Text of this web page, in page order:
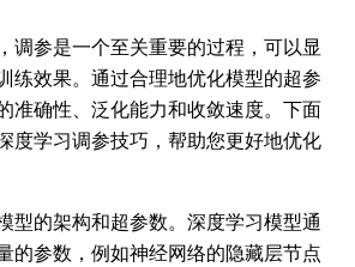
调参是一个至关重要的过程，可以显
练效果。通过合理地优化模型的超参
准确性、泛化能力和收敛速度。下面
度学习调参技巧，帮助您更好地优化
型的架构和超参数。深度学习模型通
的参数，例如神经网络的隐藏层节点
· 秒级解答认证与报考问题
我。